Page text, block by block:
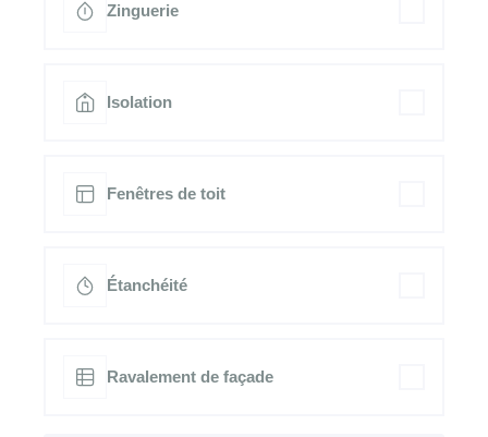
Zinguerie
Isolation
Fenêtres de toit
Étanchéité
Ravalement de façade